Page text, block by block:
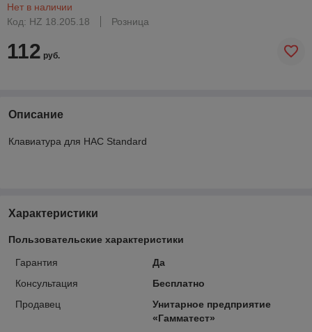
Нет в наличии
Код: HZ 18.205.18
Розница
112 руб.
Описание
Клавиатура для HAC Standard
Характеристики
Пользовательские характеристики
Гарантия
Да
Консультация
Бесплатно
Продавец
Унитарное предприятие
«Гамматест»